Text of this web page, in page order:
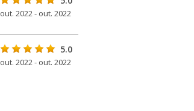
out. 2022 - out. 2022
5.0
out. 2022 - out. 2022